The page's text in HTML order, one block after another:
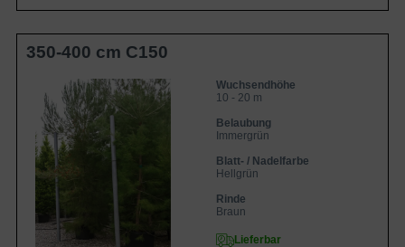
350-400 cm C150
Wuchsendhöhe
10 - 20 m
Belaubung
Immergrün
Blatt- / Nadelfarbe
Hellgrün
Rinde
Braun
Lieferbar